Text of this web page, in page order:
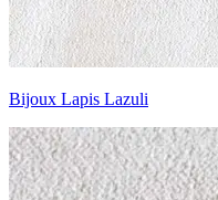
Bijoux Lapis Lazuli